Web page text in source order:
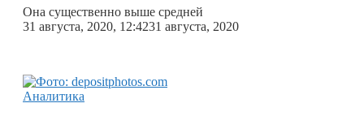
Она существенно выше средней
31 августа, 2020, 12:4231 августа, 2020
Аналитика